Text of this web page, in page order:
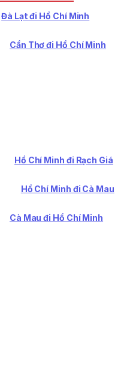
Đà Lạt đi Hồ Chí Minh
Cần Thơ đi Hồ Chí Minh
Hồ Chí Minh đi Rạch Giá
Hồ Chí Minh đi Cà Mau
Cà Mau đi Hồ Chí Minh